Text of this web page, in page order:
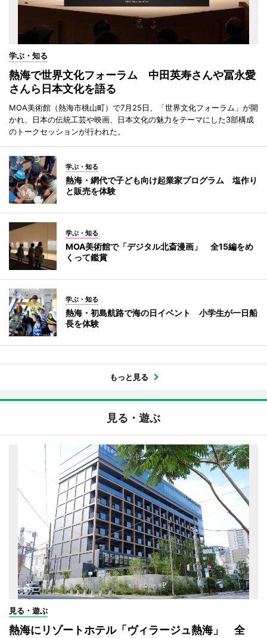
学ぶ・知る
熱海で世界文化フォーラム 中田英寿さんや冨永愛
さんら日本文化を語る
MOA美術館（熱海市桃山町）で7月25日、「世界文化フォーラム」が開
かれ、日本の伝統工芸や映画、日本文化の魅力をテーマにした3部構成
のトークセッションが行われた。
学ぶ・知る
熱海・網代で子ども向け起業家プログラム 塩作り
と販売を体験
学ぶ・知る
MOA美術館で「デジタル北斎漫画」 全15編をめ
くって鑑賞
学ぶ・知る
熱海・初島航路で海の日イベント 小学生が一日船
長を体験
もっと見る
見る・遊ぶ
見る・遊ぶ
熱海にリゾートホテル「ヴィラージュ熱海」 全